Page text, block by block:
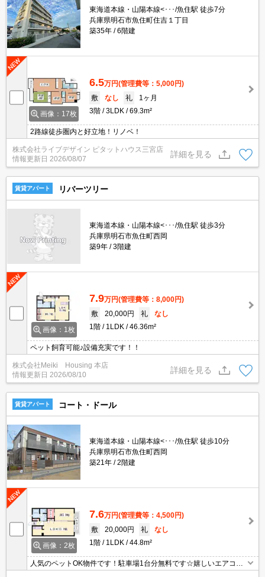
東海道本線・山陽本線<･･･/魚住駅 徒歩7分
兵庫県明石市魚住町住吉１丁目
築35年
6階建
画像：17枚
6.5万円(管理費等：5,000円)
敷
なし 礼
1ヶ月
3階
3LDK 69.3m²
2路線徒歩圏内と好立地！リノベ！
株式会社ライブデザイン ピタットハウス三宮店
情報更新日 2026/08/07
詳細を見る
賃貸アパート リバーツリー
東海道本線・山陽本線<･･･/魚住駅 徒歩3分
兵庫県明石市魚住町西岡
築9年
3階建
画像：1枚
7.9万円(管理費等：8,000円)
敷
20,000円 礼
なし
1階
1LDK 46.36m²
ペット飼育可能♪設備充実です！！
株式会社Meiki Housing 本店
情報更新日 2026/08/10
詳細を見る
賃貸アパート コート・ドール
東海道本線・山陽本線<･･･/魚住駅 徒歩10分
兵庫県明石市魚住町西岡
築21年
2階建
画像：2枚
7.6万円(管理費等：4,500円)
敷
20,000円 礼
なし
1階
1LDK 44.8m²
人気のペットOK物件です！駐車場1台分無料です☆嬉しいエアコン
付きです！